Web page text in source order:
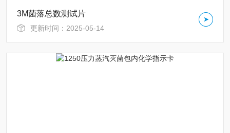
3M菌落总数测试片
更新时间：2025-05-14